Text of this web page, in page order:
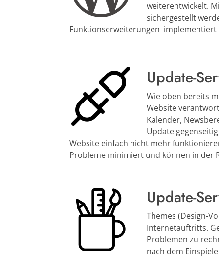
weiterentwickelt.
sichergestellt
Funktionserweiterungen implementiert
Update-
Wie oben bereits
Website
Kalender,
Update
Website einfach nicht mehr
Probleme minimiert und können in der
Update-
Themes (Design-
Internetauftritts.
Problemen zu
nach dem